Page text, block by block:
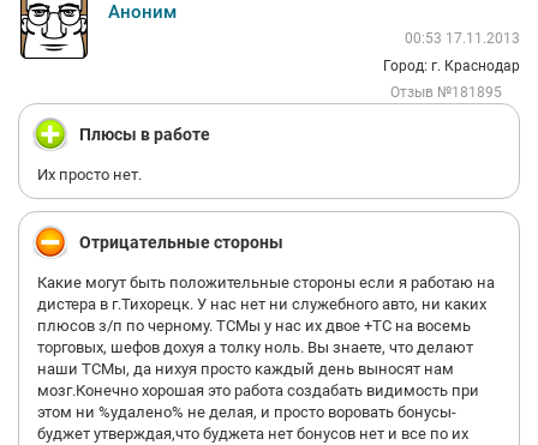
Аноним
00:53 17.11.2013
Город: г. Краснодар
Отзыв №181895
Плюсы в работе
Их просто нет.
Отрицательные стороны
Какие могут быть положительные стороны если я работаю на
дистера в г.Тихорецк. У нас нет ни служебного авто, ни каких
плюсов з/п по черному. ТСМы у нас их двое +ТС на восемь
торговых, шефов дохуя а толку ноль. Вы знаете, что делают
наши ТСМы, да нихуя просто каждый день выносят нам
мозг.Конечно хорошая это работа создабать видимость при
этом ни %удалено% не делая, и просто воровать бонусы-
буджет утверждая,что буджета нет бонусов нет и все по их